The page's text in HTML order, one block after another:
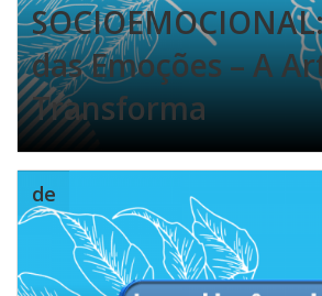
das Emoções – A
Transforma
de